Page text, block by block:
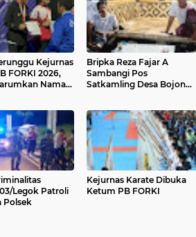
Kejurnas
FORKI 2026,
Nama
Bripka Reza Fajar A
Sambangi Pos
Satkamling Desa Bojong,
Legok Patroli
Polsek
Kejurnas Karate Dibuka
Ketum PB FORKI